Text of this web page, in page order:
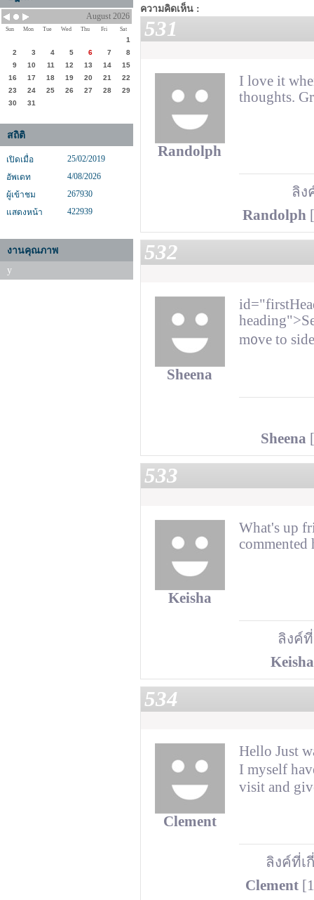
August 2026
Sun Mon Tue Wed Thu Fri Sat
1
2
3 4 5 6 7
8
9
10 11 12 13 14
15
16
17 18 19 20 21
22
23
24 25 26 27 28
29
30
31
สถิติ
เปิดเมื่อ
25/02/2019
อัพเดท
4/08/2026
ผู้เข้าชม
267930
แสดงหน้า
422939
งานคุณภาพ
y
ความคิดเห็น :
531
Randolph
I love it
thoughts.
ลิง
Randolph
532
Sheena
m᧐vе tо
Sheena
533
Keisha
What's up
commented
ลิงค์
Keisha
534
Clement
Hello Just
I myself
visit and
ลิงค์ที่เ
Clement